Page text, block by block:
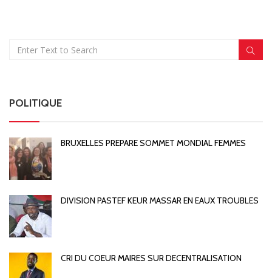
POLITIQUE
BRUXELLES PREPARE SOMMET MONDIAL FEMMES
DIVISION PASTEF KEUR MASSAR EN EAUX TROUBLES
CRI DU COEUR MAIRES SUR DECENTRALISATION